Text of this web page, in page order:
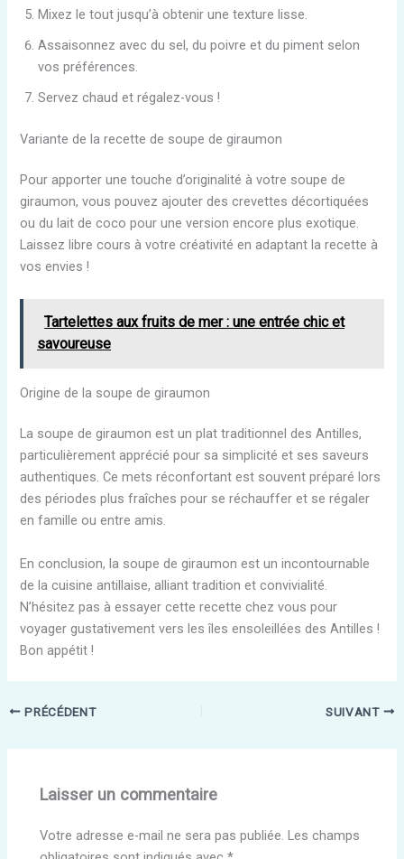
Mixez le tout jusqu’à obtenir une texture lisse.
Assaisonnez avec du sel, du poivre et du piment selon
vos préférences.
Servez chaud et régalez-vous !
Variante de la recette de soupe de giraumon
Pour apporter une touche d’originalité à votre soupe de
giraumon, vous pouvez ajouter des crevettes décortiquées
ou du lait de coco pour une version encore plus exotique.
Laissez libre cours à votre créativité en adaptant la recette à
vos envies !
Tartelettes aux fruits de mer : une entrée chic et
savoureuse
Origine de la soupe de giraumon
La soupe de giraumon est un plat traditionnel des Antilles,
particulièrement apprécié pour sa simplicité et ses saveurs
authentiques. Ce mets réconfortant est souvent préparé lors
des périodes plus fraîches pour se réchauffer et se régaler
en famille ou entre amis.
En conclusion, la soupe de giraumon est un incontournable
de la cuisine antillaise, alliant tradition et convivialité.
N’hésitez pas à essayer cette recette chez vous pour
voyager gustativement vers les îles ensoleillées des Antilles !
Bon appétit !
PRÉCÉDENT SUIVANT
Laisser un commentaire
Votre adresse e-mail ne sera pas publiée. Les champs